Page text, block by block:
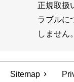
正規取扱
ラブルに
しません。
Sitemap